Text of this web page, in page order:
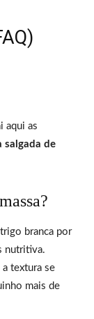
aqui as
salgada de
branca por
nutritiva.
textura se
mais de